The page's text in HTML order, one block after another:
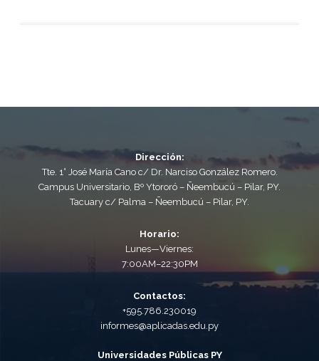
Dirección:
Tte. 1° José María Cano c/ Dr. Narciso González Romero.
Campus Universitario, Bº Ytororó – Ñeembucú – Pilar, PY.
Tacuary c/ Palma – Ñeembucú – Pilar, PY.
Horario:
Lunes—Viernes:
7:00AM–22:30PM
Contactos:
+595.786.230019
informes@aplicadas.edu.py
Universidades Públicas PY